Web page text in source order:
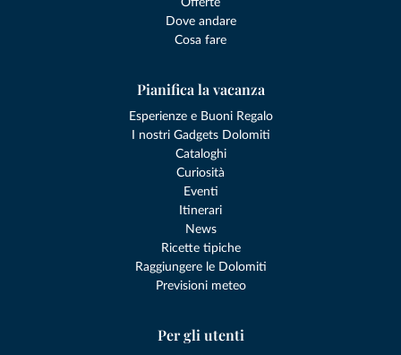
Offerte
Dove andare
Cosa fare
Pianifica la vacanza
Esperienze e Buoni Regalo
I nostri Gadgets Dolomiti
Cataloghi
Curiosità
Eventi
Itinerari
News
Ricette tipiche
Raggiungere le Dolomiti
Previsioni meteo
Per gli utenti